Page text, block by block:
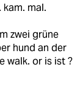
mal.
zwei grüne
hund an der
walk. or is ist ?